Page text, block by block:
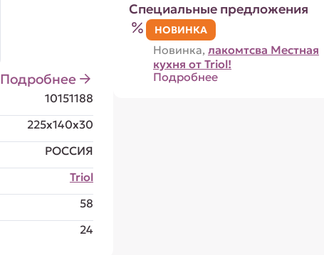
Подробнее
10151188
225x140x30
РОССИЯ
Triol
58
24
Специальные предложения
НОВИНКА
Новинка, лакомтсва Местная
кухня от Triol!
Подробнее